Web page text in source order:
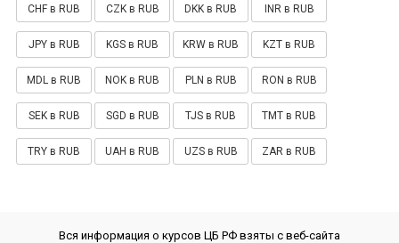
CHF в RUB CZK в RUB DKK в RUB INR в RUB
JPY в RUB KGS в RUB KRW в RUB KZT в RUB
MDL в RUB NOK в RUB PLN в RUB RON в RUB
SEK в RUB SGD в RUB TJS в RUB TMT в RUB
TRY в RUB UAH в RUB UZS в RUB ZAR в RUB
Вся информация о курсов ЦБ РФ взяты с веб-сайта